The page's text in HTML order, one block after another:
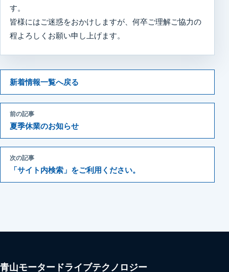
す。
皆様にはご迷惑をおかけしますが、何卒ご理解ご協力の
程よろしくお願い申し上げます。
前の記事
夏季休業のお知らせ
新着情報一覧へ戻る
次の記事
「サイト内検索」をご利用ください。
青山モータードライブテクノロジー